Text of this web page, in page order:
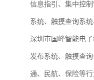
信息指引、集中控
系统、触摸查询系
深圳市国峰智能电
发布系统、触摸查
通、民航、保险等